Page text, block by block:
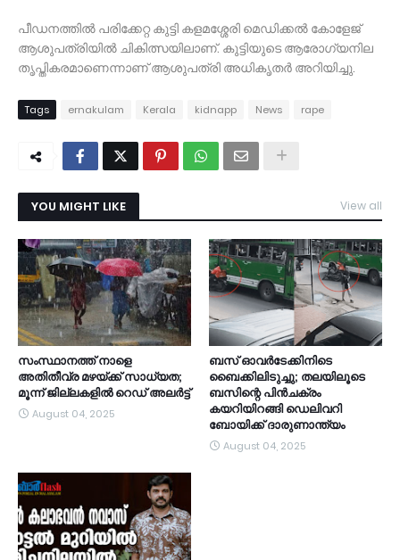
പീഡനത്തിൽ പരിക്കേറ്റ കുട്ടി കളമശ്ശേരി മെഡിക്കൽ കോളേജ്
ആശുപത്രിയിൽ ചികിത്സയിലാണ്. കുട്ടിയുടെ ആരോഗ്യനില
തൃപ്തികരമാണെന്നാണ് ആശുപത്രി അധികൃതർ അറിയിച്ചു.
Tags ernakulam Kerala kidnapp News rape
YOU MIGHT LIKE View all
സംസ്ഥാനത്ത് നാളെ
അതിതീവ്ര മഴയ്ക്ക് സാധ്യത;
മൂന്ന് ജില്ലകളിൽ റെഡ് അലർട്ട്
August 04, 2025
ബസ് ഓവര്‍ടേക്കിനിടെ
ബൈക്കിലിടുച്ചു; തലയിലൂടെ
ബസിന്റെ പിന്‍ചക്രം
കയറിയിറങ്ങി ഡെലിവറി
ബോയിക്ക് ദാരുണാന്ത്യം
August 04, 2025